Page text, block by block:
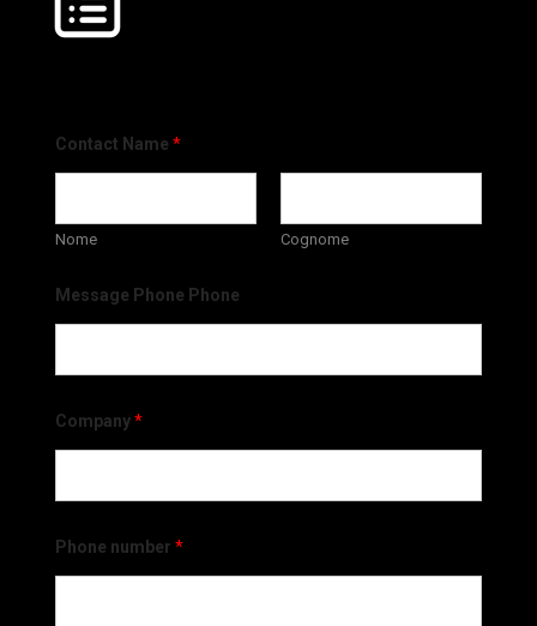
Contact Name *
Nome Cognome
Message Phone Phone
Company*
Phone number *